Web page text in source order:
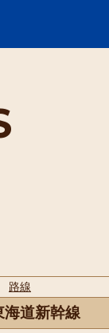
路線
海道新幹線